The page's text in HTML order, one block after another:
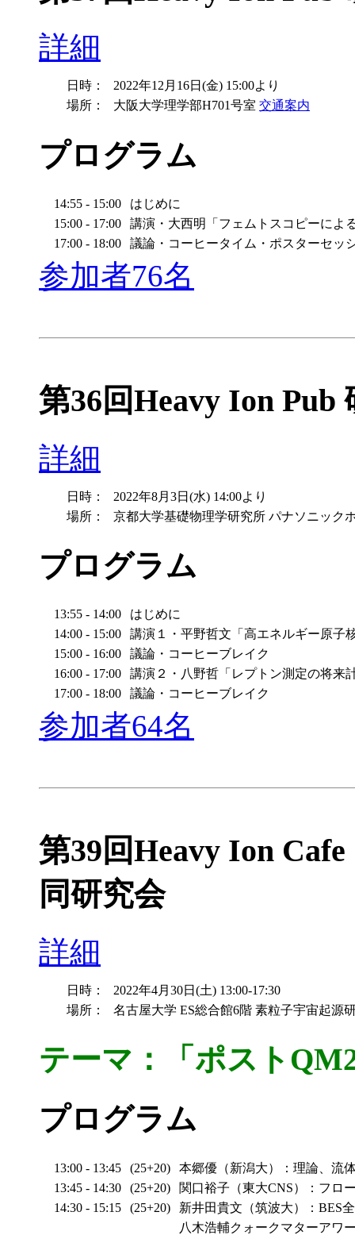
詳細
日時：
2022年12月16日(金) 15:00より
場所：
大阪大学理学部H701号室 交通案内
プログラム
14:55 - 15:00
はじめに
15:00 - 17:00
講演・大西明「フェムトスコピーによ
17:00 - 18:00
議論・コーヒータイム・ポスターセッ
参加者76名
第36回Heavy Ion Pub
詳細
日時：
2022年8月3日(水) 14:00より
場所：
京都大学基礎物理学研究所 パナソニック
プログラム
13:55 - 14:00
はじめに
14:00 - 15:00
講演１・平野哲文「高エネルギー原
15:00 - 16:00
議論・コーヒーブレイク
16:00 - 17:00
講演２・八野哲「レプトン測定の将来
17:00 - 18:00
議論・コーヒーブレイク
参加者64名
第39回Heavy Ion
同研究会
詳細
日時：
2022年4月30日(土) 13:00-17:30
場所：
名古屋大学 ES総合館6階 素粒子宇宙起源
テーマ：「ポスト
プログラム
13:00 - 13:45 (25+20)
本郷優（新潟大）：理論、流
13:45 - 14:30
(25+20)
関口裕子（東大CNS）：フロ
14:30 - 15:15
(25+20) 新井田貴文（筑波大）：BES
八木浩輔クォークマターアワ